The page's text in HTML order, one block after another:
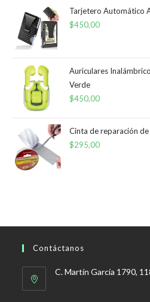
Tarjetero Automático
$450,00
Auriculares
Verde
$450,00
Cinta de reparación
$295,00
Contáctanos
C. Martín García 1790,